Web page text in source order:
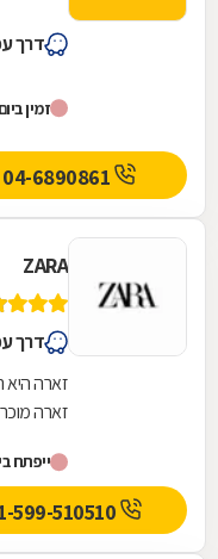
דרך עכו 192, קניון הקריון
זמין
ZARA
דרך עכו 192, קניון הקריון
זארה היא
זארה
ייפתח